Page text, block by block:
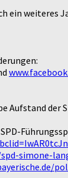
ein
der
spd-simone-